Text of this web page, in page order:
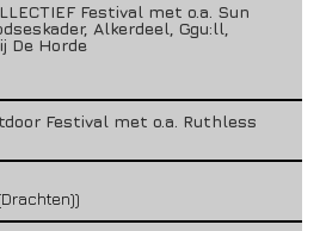
Festival met o.a. Sun
Alkerdeel, Ggu:ll,
De Horde
Festival met o.a. Ruthless